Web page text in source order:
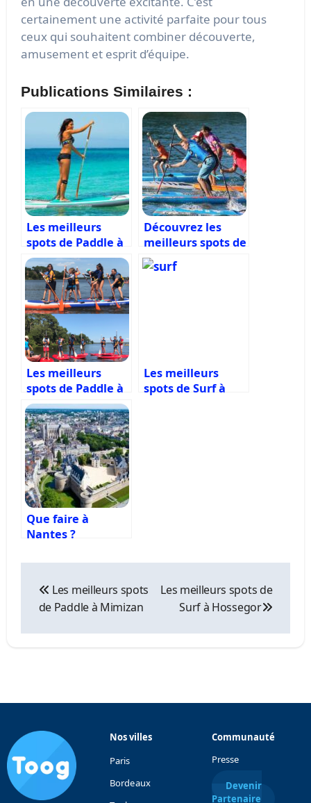
certainement une activité parfaite pour tous
ceux qui souhaitent combiner découverte,
amusement et esprit d’équipe.
Publications Similaires :
Les meilleurs
spots de Paddle à
Biscarosse
Découvrez les
meilleurs spots de
Paddle à Hossegor
Les meilleurs
spots de Paddle à
Mimizan
Les meilleurs
spots de Surf à
Que faire à
Nantes ?
l’article
Les meilleurs spots
de Paddle à Mimizan
Les meilleurs spots de
Surf à Hossegor
Nos villes
Paris
Bordeaux
Communauté
Presse
Devenir
Partenaire